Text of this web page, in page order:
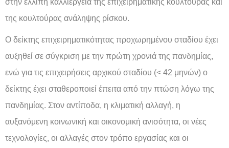
στην ελλιπή καλλιέργεια της επιχειρηματικής κουλτούρας και
της κουλτούρας ανάληψης ρίσκου.
Ο δείκτης επιχειρηματικότητας προχωρημένου σταδίου έχει
αυξηθεί σε σύγκριση με την πρώτη χρονιά της πανδημίας,
ενώ για τις επιχειρήσεις αρχικού σταδίου (< 42 μηνών) ο
δείκτης έχει σταθεροποιεί έπειτα από την πτώση λόγω της
πανδημίας. Στον αντίποδα, η κλιματική αλλαγή, η
αυξανόμενη κοινωνική και οικονομική ανισότητα, οι νέες
τεχνολογίες, οι αλλαγές στον τρόπο εργασίας και οι